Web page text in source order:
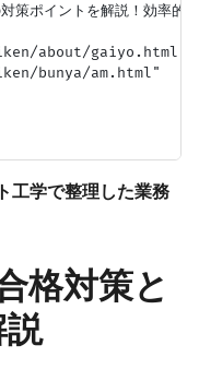
イントを解説！効率的
about/gaiyo.html",
bunya/am.html"
工学で整理した業務
格対策と
説